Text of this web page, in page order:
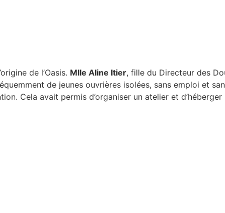
de l’Oasis. Mlle Aline Itier, fille du Directeur des
de jeunes ouvrières isolées, sans emploi et
Cela avait permis d’organiser un atelier et d’héberger